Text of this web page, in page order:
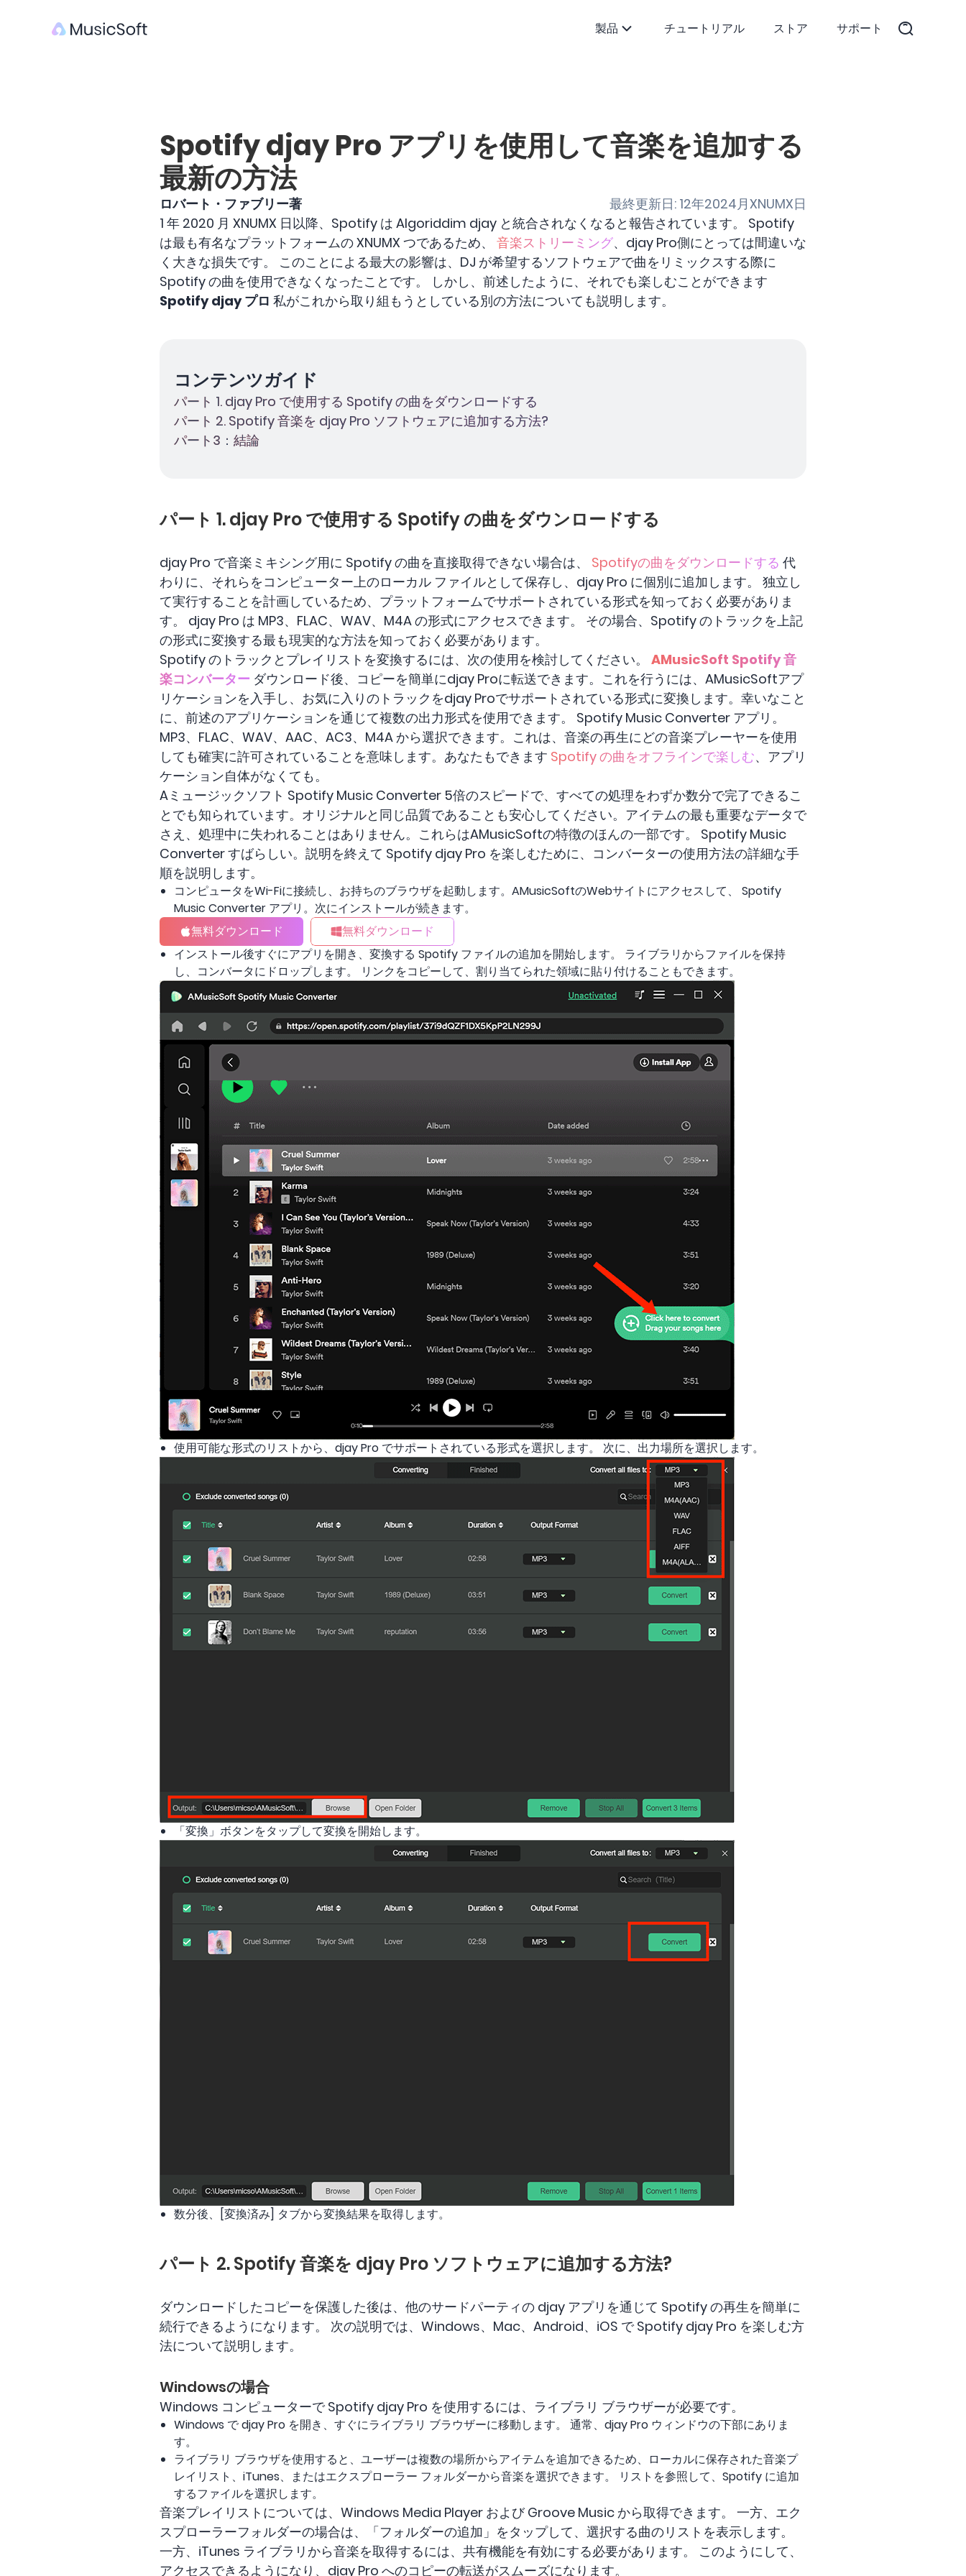
製品 チュートリアル ストア サポート
Spotify djay Pro アプリを使用して音楽を追加する
最新の方法
ロバート・ファブリー著
最終更新日: 12年2024月XNUMX日
1 年 2020 月 XNUMX 日以降、Spotify は Algoriddim djay と統合されなくなると報告されています。 Spotify
は最も有名なプラットフォームの XNUMX つであるため、 音楽ストリーミング、djay Pro側にとっては間違いな
く大きな損失です。 このことによる最大の影響は、DJ が希望するソフトウェアで曲をリミックスする際に
Spotify の曲を使用できなくなったことです。 しかし、前述したように、それでも楽しむことができます
Spotify djay プロ 私がこれから取り組もうとしている別の方法についても説明します。
コンテンツガイド
パート 1. djay Pro で使用する Spotify の曲をダウンロードする
パート 2. Spotify 音楽を djay Pro ソフトウェアに追加する方法?
パート3：結論
パート 1. djay Pro で使用する Spotify の曲をダウンロードする
djay Pro で音楽ミキシング用に Spotify の曲を直接取得できない場合は、 Spotifyの曲をダウンロードする 代
わりに、それらをコンピューター上のローカル ファイルとして保存し、djay Pro に個別に追加します。 独立し
て実行することを計画しているため、プラットフォームでサポートされている形式を知っておく必要がありま
す。 djay Pro は MP3、FLAC、WAV、M4A の形式にアクセスできます。 その場合、Spotify のトラックを上記
の形式に変換する最も現実的な方法を知っておく必要があります。
Spotify のトラックとプレイリストを変換するには、次の使用を検討してください。 AMusicSoft Spotify 音
楽コンバーター ダウンロード後、コピーを簡単にdjay Proに転送できます。これを行うには、AMusicSoftアプ
リケーションを入手し、お気に入りのトラックをdjay Proでサポートされている形式に変換します。幸いなこと
に、前述のアプリケーションを通じて複数の出力形式を使用できます。 Spotify Music Converter アプリ。
MP3、FLAC、WAV、AAC、AC3、M4A から選択できます。これは、音楽の再生にどの音楽プレーヤーを使用
しても確実に許可されていることを意味します。あなたもできます Spotify の曲をオフラインで楽しむ、アプリ
ケーション自体がなくても。
Aミュージックソフト Spotify Music Converter 5倍のスピードで、すべての処理をわずか数分で完了できるこ
とでも知られています。オリジナルと同じ品質であることも安心してください。アイテムの最も重要なデータで
さえ、処理中に失われることはありません。これらはAMusicSoftの特徴のほんの一部です。 Spotify Music
Converter すばらしい。説明を終えて Spotify djay Pro を楽しむために、コンバーターの使用方法の詳細な手
順を説明します。
コンピュータをWi-Fiに接続し、お持ちのブラウザを起動します。AMusicSoftのWebサイトにアクセスして、 Spotify
Music Converter アプリ。次にインストールが続きます。
無料ダウンロード
無料ダウンロード
インストール後すぐにアプリを開き、変換する Spotify ファイルの追加を開始します。 ライブラリからファイルを保持
し、コンバータにドロップします。 リンクをコピーして、割り当てられた領域に貼り付けることもできます。
使用可能な形式のリストから、djay Pro でサポートされている形式を選択します。 次に、出力場所を選択します。
「変換」ボタンをタップして変換を開始します。
数分後、[変換済み] タブから変換結果を取得します。
パート 2. Spotify 音楽を djay Pro ソフトウェアに追加する方法?
ダウンロードしたコピーを保護した後は、他のサードパーティの djay アプリを通じて Spotify の再生を簡単に
続行できるようになります。 次の説明では、Windows、Mac、Android、iOS で Spotify djay Pro を楽しむ方
法について説明します。
Windowsの場合
Windows コンピューターで Spotify djay Pro を使用するには、ライブラリ ブラウザーが必要です。
Windows で djay Pro を開き、すぐにライブラリ ブラウザーに移動します。 通常、djay Pro ウィンドウの下部にありま
す。
ライブラリ ブラウザを使用すると、ユーザーは複数の場所からアイテムを追加できるため、ローカルに保存された音楽プ
レイリスト、iTunes、またはエクスプローラー フォルダーから音楽を選択できます。 リストを参照して、Spotify に追加
するファイルを選択します。
音楽プレイリストについては、Windows Media Player および Groove Music から取得できます。 一方、エク
スプローラーフォルダーの場合は、「フォルダーの追加」をタップして、選択する曲のリストを表示します。
一方、iTunes ライブラリから音楽を取得するには、共有機能を有効にする必要があります。 このようにして、
アクセスできるようになり、djay Pro へのコピーの転送がスムーズになります。